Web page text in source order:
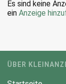
Es sind keine
ein Anzeige
ÜBER